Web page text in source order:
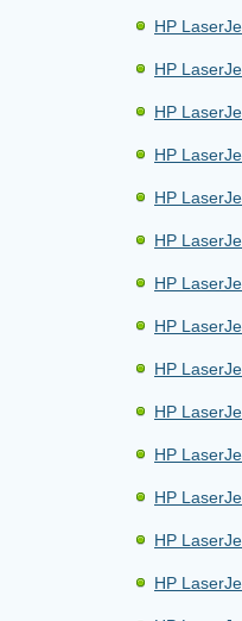
HP
HP
HP
HP
HP
HP
HP
HP
HP
HP
HP
HP
HP
HP